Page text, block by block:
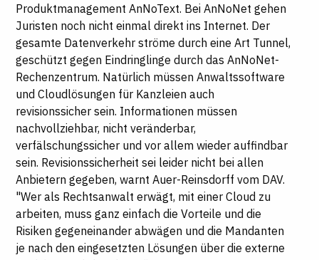
Produktmanagement AnNoText. Bei AnNoNet gehen
Juristen noch nicht einmal direkt ins Internet. Der
gesamte Datenverkehr ströme durch eine Art Tunnel,
geschützt gegen Eindringlinge durch das AnNoNet-
Rechenzentrum. Natürlich müssen Anwaltssoftware
und Cloudlösungen für Kanzleien auch
revisionssicher sein. Informationen müssen
nachvollziehbar, nicht veränderbar,
verfälschungssicher und vor allem wieder auffindbar
sein. Revisionssicherheit sei leider nicht bei allen
Anbietern gegeben, warnt Auer-Reinsdorff vom DAV.
"Wer als Rechtsanwalt erwägt, mit einer Cloud zu
arbeiten, muss ganz einfach die Vorteile und die
Risiken gegeneinander abwägen und die Mandanten
je nach den eingesetzten Lösungen über die externe